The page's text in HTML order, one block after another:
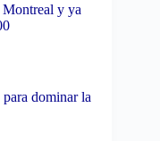
y ya
dominar la